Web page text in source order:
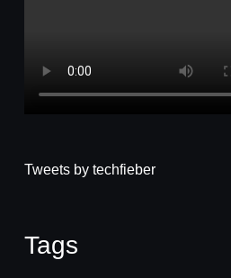
Tweets by techfieber
Tags